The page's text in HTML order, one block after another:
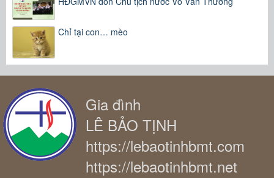
Chỉ tại con… mèo
Gia đình
LÊ BẢO TỊNH
https://lebaotinhbmt.com
https://lebaotinhbmt.net